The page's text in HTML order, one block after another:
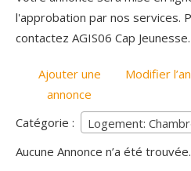
l'approbation par nos services.
contactez AGIS06 Cap Jeunesse.
Ajouter une
annonce
Modifier
Catégorie :
Logement:
Aucune Annonce n’a été trouvée.